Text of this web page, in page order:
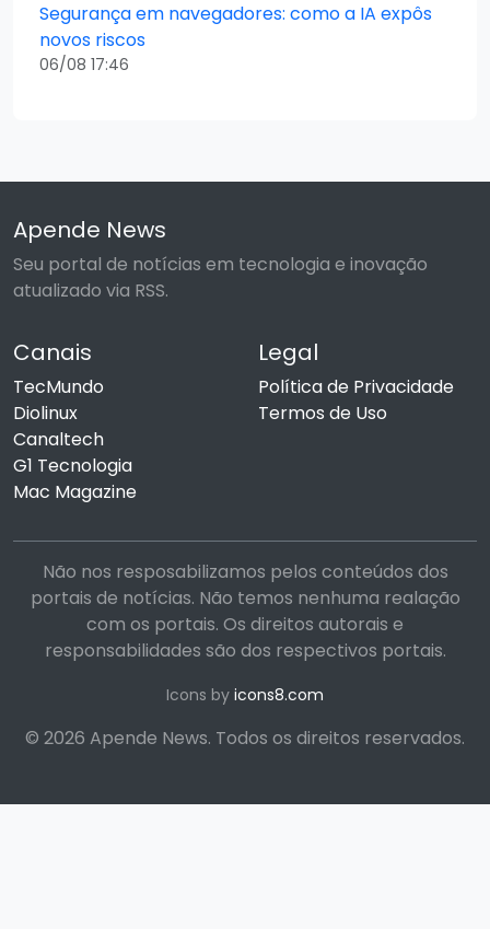
Segurança em navegadores: como a IA expôs
novos riscos
06/08 17:46
Apende News
Seu portal de notícias em tecnologia e inovação
atualizado via RSS.
Canais
TecMundo
Diolinux
Canaltech
G1 Tecnologia
Mac Magazine
Legal
Política de Privacidade
Termos de Uso
Não nos resposabilizamos pelos conteúdos dos
portais de notícias. Não temos nenhuma realação
com os portais. Os direitos autorais e
responsabilidades são dos respectivos portais.
Icons by icons8.com
© 2026 Apende News. Todos os direitos reservados.